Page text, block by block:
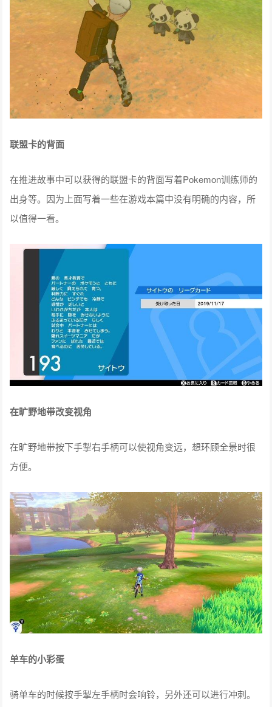
转动手掣左手柄后，主人公会跟着原地转圈圈，然后摆出伽勒
尔地区冠军丹帝的招牌动作「喷火龙姿势」。看到这个动作的
Pokemon也会做出相对的反应。
联盟卡的背面
在推进故事中可以获得的联盟卡的背面写着Pokemon训练师的
出身等。因为上面写着一些在游戏本篇中没有明确的内容，所
以值得一看。
在旷野地带改变视角
在旷野地带按下手掣右手柄可以使视角变远，想环顾全景时很
方便。